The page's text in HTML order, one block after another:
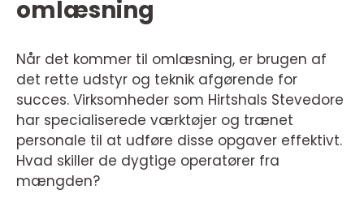
omlæsning
Når det kommer til omlæsning, er brugen af
det rette udstyr og teknik afgørende for
succes. Virksomheder som Hirtshals Stevedore
har specialiserede værktøjer og trænet
personale til at udføre disse opgaver effektivt.
Hvad skiller de dygtige operatører fra
mængden?